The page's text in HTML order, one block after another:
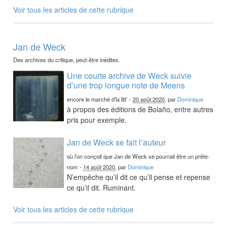
Voir tous les articles de cette rubrique
Jan de Weck
Des archives du critique, peut-être inédites.
Une courte archive de Weck suivie
d’une trop longue note de Meens
encore le marché d’la litt’ -20 août 2020, par Dominique
à propos des éditions de Bolaño, entre autres
pris pour exemple.
Jan de Weck se fait l’auteur
où l’on conçoit que Jan de Weck se pourrait être un prête-
nom - 14 août 2020, par Dominique
N’empêche qu’il dit ce qu’il pense et repense
ce qu’il dit. Ruminant.
Voir tous les articles de cette rubrique